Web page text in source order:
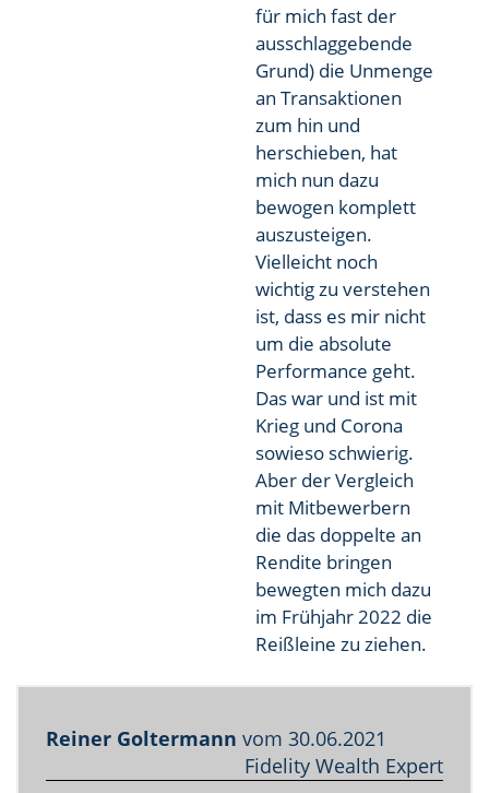
für mich fast der
ausschlaggebende
Grund) die Unmenge
an Transaktionen
zum hin und
herschieben, hat
mich nun dazu
bewogen komplett
auszusteigen.
Vielleicht noch
wichtig zu verstehen
ist, dass es mir nicht
um die absolute
Performance geht.
Das war und ist mit
Krieg und Corona
sowieso schwierig.
Aber der Vergleich
mit Mitbewerbern
die das doppelte an
Rendite bringen
bewegten mich dazu
im Frühjahr 2022 die
Reißleine zu ziehen.
Reiner Goltermann vom 30.06.2021
Fidelity Wealth Expert